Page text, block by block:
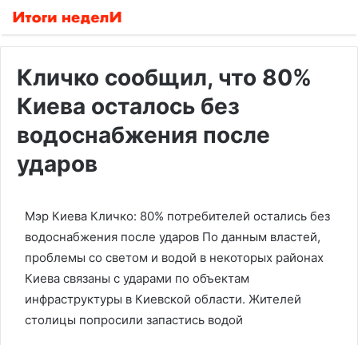
Кличко сообщил, что 80%
Киева осталось без
водоснабжения после
ударов
Мэр Киева Кличко: 80% потребителей остались без
водоснабжения после ударов По данным властей,
проблемы со светом и водой в некоторых районах
Киева связаны с ударами по объектам
инфраструктуры в Киевской области. Жителей
столицы попросили запастись водой